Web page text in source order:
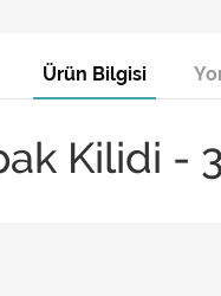
Ürün Bilgisi
Kilidi -